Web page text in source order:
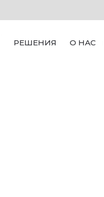
РЕШЕНИЯ О НАС